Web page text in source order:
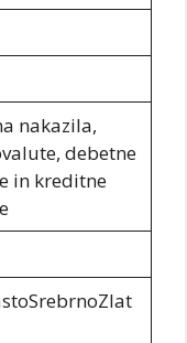
nakazila,
debetne
in kreditne